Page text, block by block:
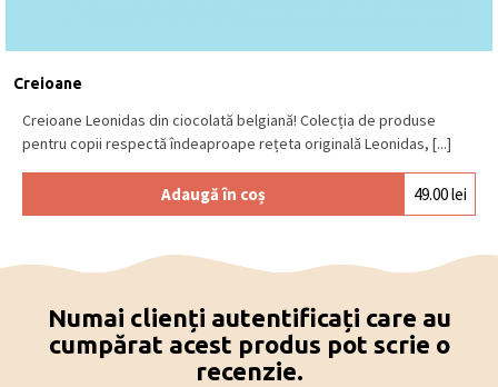
Se păstrează la loc uscat și răcoros, la o
temperatură între 15⁰C – 18⁰C.
Creioane
Creioane Leonidas din ciocolată belgiană! Colecția de produse
pentru copii respectă îndeaproape rețeta originală Leonidas, [...]
Adaugă în coș 49.00lei
Numai clienți autentificați care au
cumpărat acest produs pot scrie o
recenzie.